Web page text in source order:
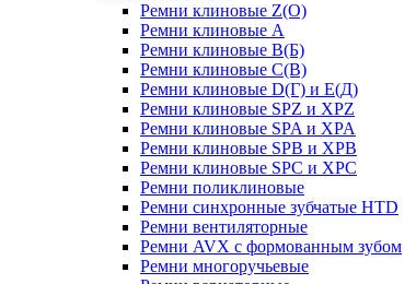
Ремни клиновые Z(О)
Ремни клиновые А
Ремни клиновые В(Б)
Ремни клиновые С(В)
Ремни клиновые D(Г) и Е(Д)
Ремни клиновые SPZ и XPZ
Ремни клиновые SPA и XPA
Ремни клиновые SPB и XPB
Ремни клиновые SPC и XPC
Ремни поликлиновые
Ремни синхронные зубчатые HTD
Ремни вентиляторные
Ремни AVX с формованным зубом
Ремни многоручьевые